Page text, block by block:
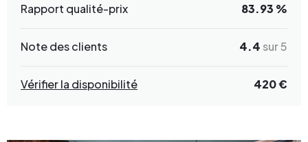
Rapport qualité-prix 83.93 %
Note des clients 4.4 sur 5
Vérifier la disponibilité 420 €